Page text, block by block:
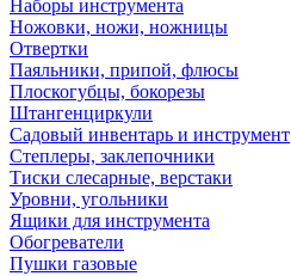
Наборы инструмента
Ножовки, ножи, ножницы
Отвертки
Паяльники, припой, флюсы
Плоскогубцы, бокорезы
Штангенциркули
Садовый инвентарь и инструмент
Степлеры, заклепочники
Тиски слесарные, верстаки
Уровни, угольники
Ящики для инструмента
Обогреватели
Пушки газовые